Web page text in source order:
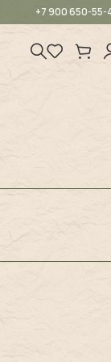
+7 900 650-55-